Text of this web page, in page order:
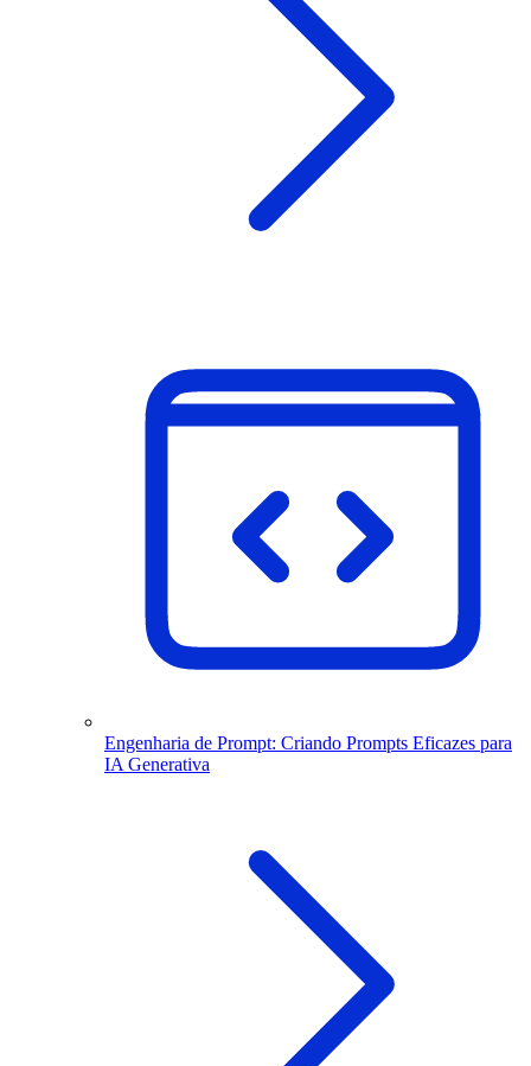
Engenharia de Prompt: Criando Prompts Eficazes para
IA Generativa